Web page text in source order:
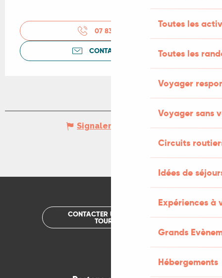
Toutes les
Toutes les
Voyager
Voyager sans
Circuits
Idées de
Expériences à
Grands
Hébergements
07 83 96 16
CONTACTEZ-NOUS
Signaler une erreur
CONTACTER UN OFFICE DE
TOURISME